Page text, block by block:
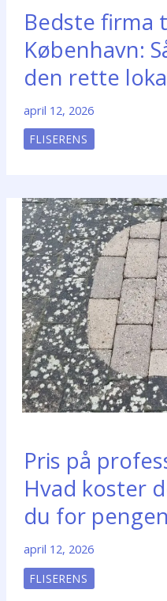
Bedste firma
København:
den rette
april 12, 2026
FLISERENS
Pris på
Hvad koster
du for
april 12, 2026
FLISERENS